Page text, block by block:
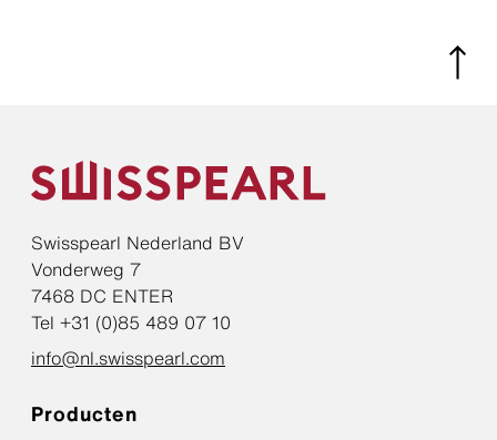
Swisspearl Nederland BV
Vonderweg 7
7468 DC ENTER
Tel +31 (0)85 489 07 10
info@nl.swisspearl.com
Producten